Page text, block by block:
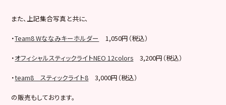
また、上記集合写真と共に、
・Team8 Wななみキーホルダー 1,050円（税込）
・オフィシャルスティックライトNEO 12colors 3,200円（税込）
・team8 スティックライト8 3,000円（税込）
の販売もしております。